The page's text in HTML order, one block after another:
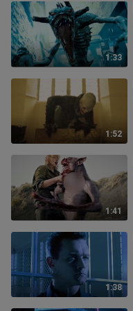
1:33
1:52
1:41
1:38